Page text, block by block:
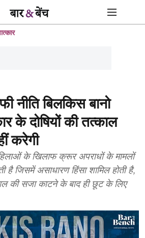
नीति बिलकिस बानो
के दोषियों की तत्काल
करेगी
के खिलाफ क्रूर अपराधों के मामलों
जिसमें असाधारण हिंसा शामिल होती है,
की सजा काटने के बाद ही छूट के लिए